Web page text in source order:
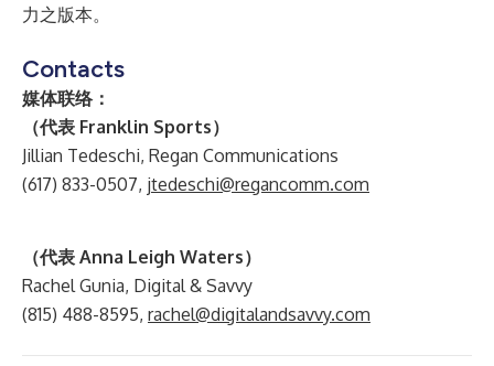
力之版本。
Contacts
媒体联络：
（代表 Franklin Sports）
Jillian Tedeschi, Regan Communications
(617) 833-0507, jtedeschi@regancomm.com
（代表 Anna Leigh Waters）
Rachel Gunia, Digital & Savvy
(815) 488-8595, rachel@digitalandsavvy.com